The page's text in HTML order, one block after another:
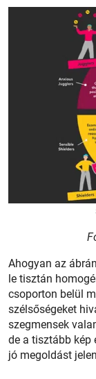
Ahogyan az
le tisztán
csoporton belül
szélsőségeket
szegmensek
de a tisztább kép
jó megoldást